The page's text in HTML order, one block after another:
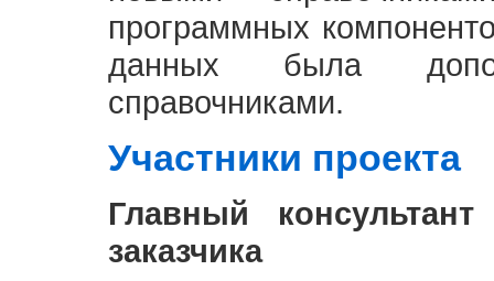
программных
данных была
справочниками.
Участники проекта
Главный
заказчика